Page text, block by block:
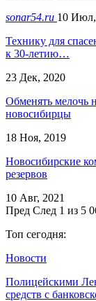
sonar54.ru 10 Июл,
Технику для
к 30-летию…
23 Дек, 2020
Обменять мелочь
новосибирцы
18 Ноя, 2019
Новосибирские
резервов
10 Авг, 2021
Пред След 1 из 5
Топ сегодня:
Новости
Полицейскими
средств с